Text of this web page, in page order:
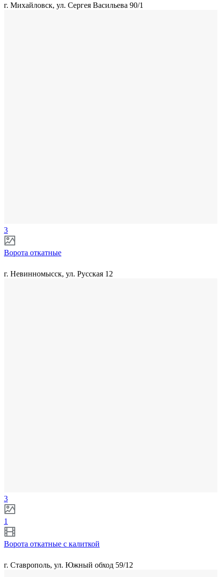
г. Михайловск, ул. Сергея Васильева 90/1
3
Ворота откатные
г. Невинномысск, ул. Русская 12
3
1
Ворота откатные с калиткой
г. Ставрополь, ул. Южный обход 59/12